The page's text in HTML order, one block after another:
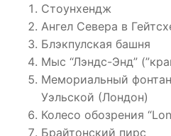
Стоунхендж
Ангел Севера в
Блэкпулская башня
Мыс “Лэндс-Энд”
Мемориальный
Уэльской (Лондон)
Колесо обозрения
Брайтонский пирс